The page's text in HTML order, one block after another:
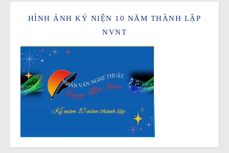
HÌNH ẢNH KỶ NIỆN 10 NĂM THÀNH LẬP
NVNT